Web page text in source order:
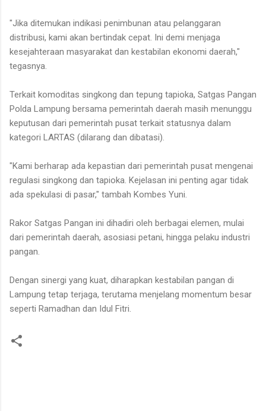
"Jika ditemukan indikasi penimbunan atau pelanggaran
distribusi, kami akan bertindak cepat. Ini demi menjaga
kesejahteraan masyarakat dan kestabilan ekonomi daerah,"
tegasnya.
Terkait komoditas singkong dan tepung tapioka, Satgas Pangan
Polda Lampung bersama pemerintah daerah masih menunggu
keputusan dari pemerintah pusat terkait statusnya dalam
kategori LARTAS (dilarang dan dibatasi).
"Kami berharap ada kepastian dari pemerintah pusat mengenai
regulasi singkong dan tapioka. Kejelasan ini penting agar tidak
ada spekulasi di pasar," tambah Kombes Yuni.
Rakor Satgas Pangan ini dihadiri oleh berbagai elemen, mulai
dari pemerintah daerah, asosiasi petani, hingga pelaku industri
pangan.
Dengan sinergi yang kuat, diharapkan kestabilan pangan di
Lampung tetap terjaga, terutama menjelang momentum besar
seperti Ramadhan dan Idul Fitri.